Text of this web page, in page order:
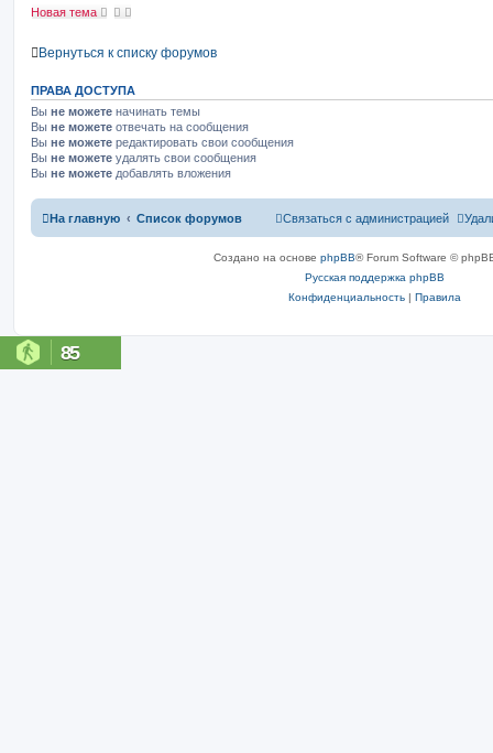
Новая тема
Вернуться к списку форумов
ПРАВА ДОСТУПА
Вы не можете начинать темы
Вы не можете отвечать на сообщения
Вы не можете редактировать свои сообщения
Вы не можете удалять свои сообщения
Вы не можете добавлять вложения
На главную Список форумов Связаться с администрацией
Создано на основе phpBB® Forum Software ©
Русская поддержка phpBB
Конфиденциальность | Правила
85